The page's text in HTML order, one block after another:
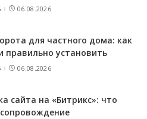
06.08.2026
для частного дома: как
правильно установить
06.08.2026
сайта на «Битрикс»: что